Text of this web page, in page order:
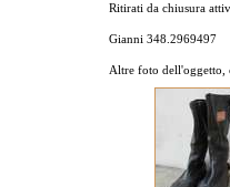
Ritirati da chiusura
Gianni 348.2969497
Altre foto dell'oggetto,